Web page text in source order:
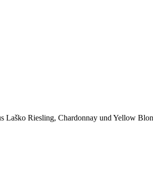
Riesling, Chardonnay und Yellow